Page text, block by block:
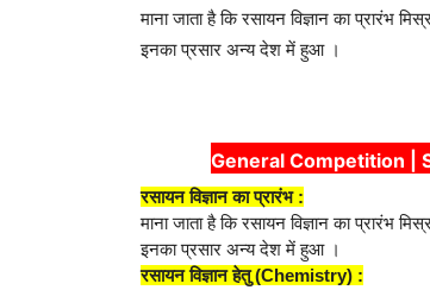
माना जाता है कि रसायन विज्ञान का प्रारंभ
इनका प्रसार अन्य देश में हुआ ।
General Competition |
रसायन विज्ञान का प्रारंभ :
माना जाता है कि रसायन विज्ञान का प्रारंभ
इनका प्रसार अन्य देश में हुआ ।
रसायन विज्ञान हेतु (Chemistry) :